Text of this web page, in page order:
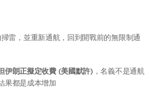
雷，並重新通航，回到開戰前的無限制通
伊朗正擬定收費 (美國默許) ，名義不是通航
果都是成本增加